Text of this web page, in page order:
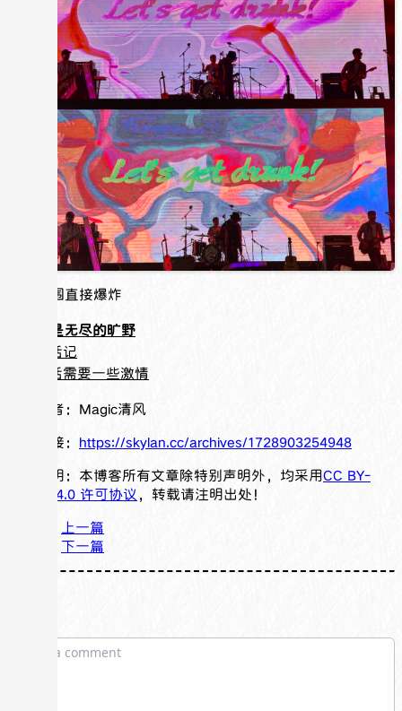
现场氛围直接爆炸
人生是无尽的旷野
生活记
生活需要一些激情
文章作者： Magic清风
文章链接： https://skylan.cc/archives/1728903254948
版权声明：本博客所有文章除特别声明外，均采用CC BY-
NC-SA 4.0 许可协议，转载请注明出处！
上一篇
下一篇